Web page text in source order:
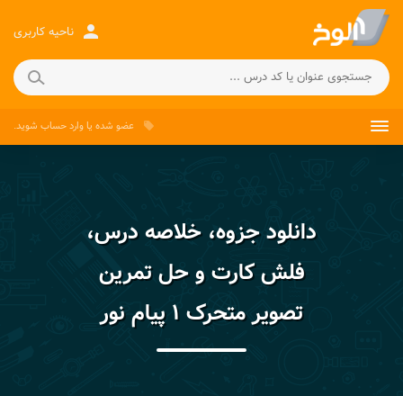
person ناحیه کاربری
local_offer عضو شده یاوارد حساب شوید.
دانلود جزوه، خلاصه درس،
فلش کارت و حل تمرین
تصویر متحرک ۱ پیام نور